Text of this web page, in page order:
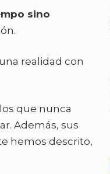
sino
realidad con
que nunca
Además, sus
hemos descrito,